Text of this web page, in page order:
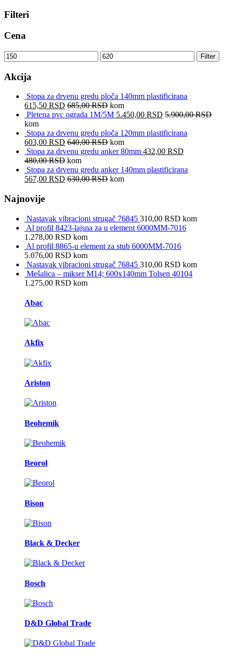
Filteri
Cena
Minimalna
cena
Maksimalna
cena
Filter
Akcija
Stopa za drvenu gredu ploča 140mm plastificirana
615,50 RSD 685,00RSD kom
Pletena pvc ograda 1M/5M 5.450,00 RSD 5.900,00RSD
kom
Stopa za drvenu gredu ploča 120mm plastificirana
603,00 RSD 640,00RSD kom
Stopa za drvenu gredu anker 80mm 432,00 RSD
480,00RSD kom
Stopa za drvenu gredu anker 140mm plastificirana
567,00 RSD 630,00RSD kom
Najnovije
Nastavak vibracioni strugač 76845 310,00 RSD kom
Al profil 8423-lajsna za u element 6000MM-7016
1.278,00 RSD kom
Al profil 8865-u element za stub 6000MM-7016
5.076,00 RSD kom
Nastavak vibracioni strugač 76845 310,00 RSD kom
Mešalica – mikser M14; 600x140mm Tolsen 40104
1.275,00 RSD kom
Brands Carousel
Abac
Akfix
Ariston
Beohemik
Beorol
Bison
Black & Decker
Bosch
D&D Global Trade